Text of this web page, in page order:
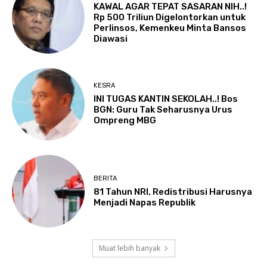
KAWAL AGAR TEPAT SASARAN NIH..!
Rp 500 Triliun Digelontorkan untuk
Perlinsos, Kemenkeu Minta Bansos
Diawasi
KESRA
INI TUGAS KANTIN SEKOLAH..! Bos
BGN: Guru Tak Seharusnya Urus
Ompreng MBG
BERITA
81 Tahun NRI, Redistribusi Harusnya
Menjadi Napas Republik
Muat lebih banyak